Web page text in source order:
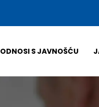
ODNOSI S JAVNOŠĆU